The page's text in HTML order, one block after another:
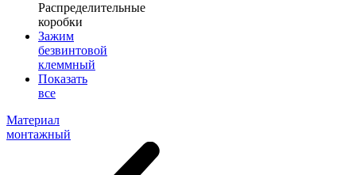
Распределительные
коробки
Зажим
безвинтовой
клеммный
Показать
все
Материал
монтажный